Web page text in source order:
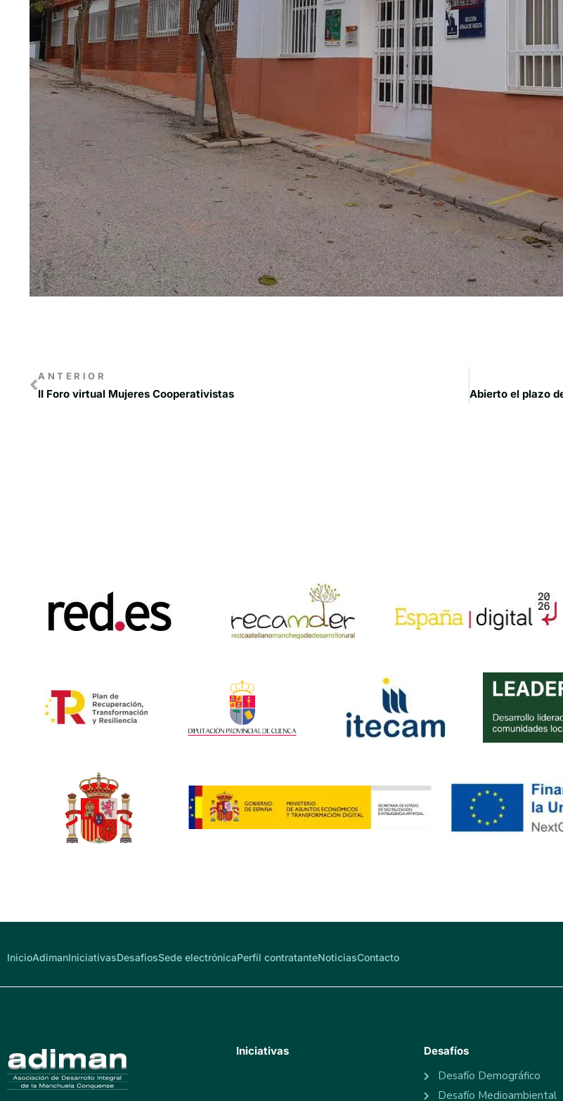
ANTERIOR
II Foro virtual Mujeres Cooperativistas
InicioAdimanIniciativasDesafiosSede electrónicaPerfil contratanteNoticiasContacto
Iniciativas Desafíos
Desafío Demográfico
Desafío Medioambiental